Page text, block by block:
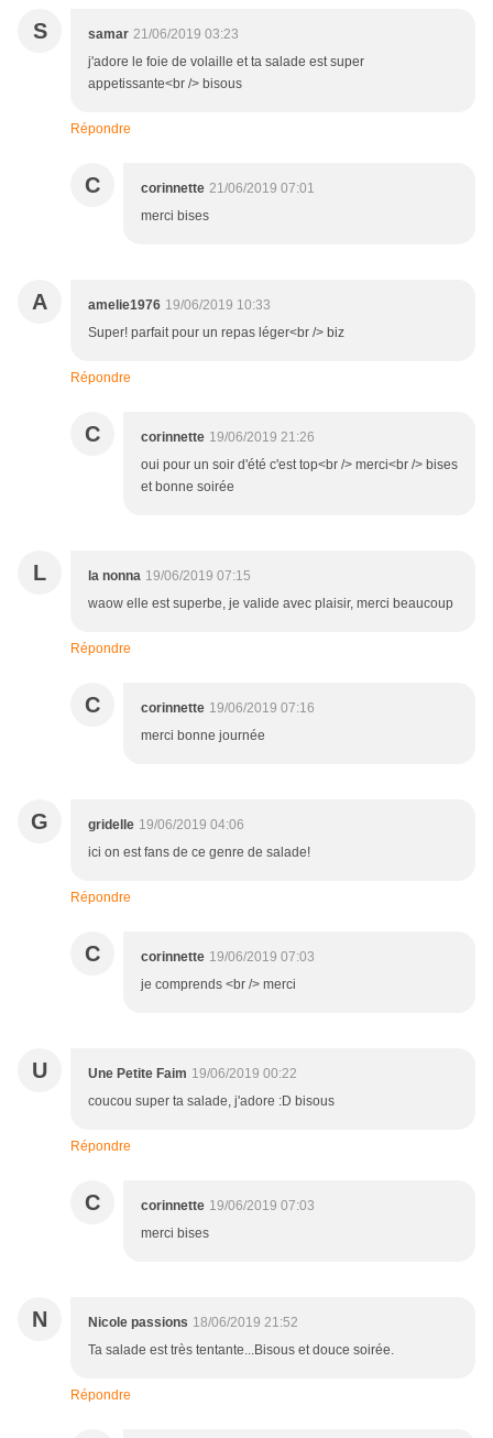
S samar 21/06/2019 03:23
j'adore le foie de volaille et ta salade est super
appetissante<br /> bisous
Répondre
C corinnette 21/06/2019 07:01
merci bises
A amelie1976 19/06/2019 10:33
Super! parfait pour un repas léger<br /> biz
Répondre
C corinnette 19/06/2019 21:26
oui pour un soir d'été c'est top<br /> merci<br /> bises
et bonne soirée
L la nonna 19/06/2019 07:15
waow elle est superbe, je valide avec plaisir, merci beaucoup
Répondre
C corinnette 19/06/2019 07:16
merci bonne journée
G gridelle 19/06/2019 04:06
ici on est fans de ce genre de salade!
Répondre
C corinnette 19/06/2019 07:03
je comprends <br /> merci
U Une Petite Faim 19/06/2019 00:22
coucou super ta salade, j'adore :D bisous
Répondre
C corinnette 19/06/2019 07:03
merci bises
N Nicole passions 18/06/2019 21:52
Ta salade est très tentante...Bisous et douce soirée.
Répondre